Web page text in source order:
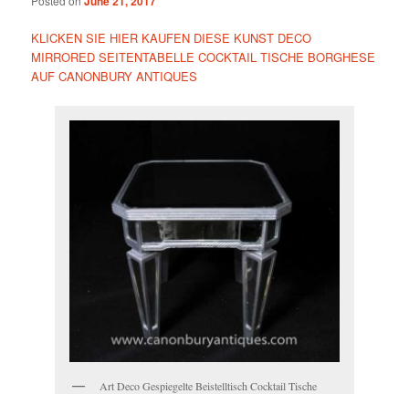
KLICKEN SIE HIER KAUFEN DIESE KUNST DECO
MIRRORED SEITENTABELLE COCKTAIL TISCHE BORGHESE
AUF CANONBURY ANTIQUES
Art Deco Gespiegelte Beistelltisch Cocktail Tische